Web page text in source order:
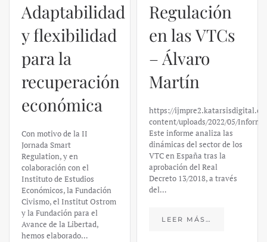
Adaptabilidad
y flexibilidad
para la
recuperación
económica
Con motivo de la II
Jornada Smart
Regulation, y en
colaboración con el
Instituto de Estudios
Económicos, la Fundación
Civismo, el Institut Ostrom
y la Fundación para el
Avance de la Libertad,
hemos elaborado…
Regulación
en las VTCs
– Álvaro
Martín
https://
content/uploads/2022/05/
Este informe analiza las
dinámicas del sector de los
VTC en España tras la
aprobación del Real
Decreto 13/2018, a través
del…
LEER MÁS…